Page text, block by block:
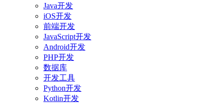
Java开发
iOS开发
前端开发
JavaScript开发
Android开发
PHP开发
数据库
开发工具
Python开发
Kotlin开发